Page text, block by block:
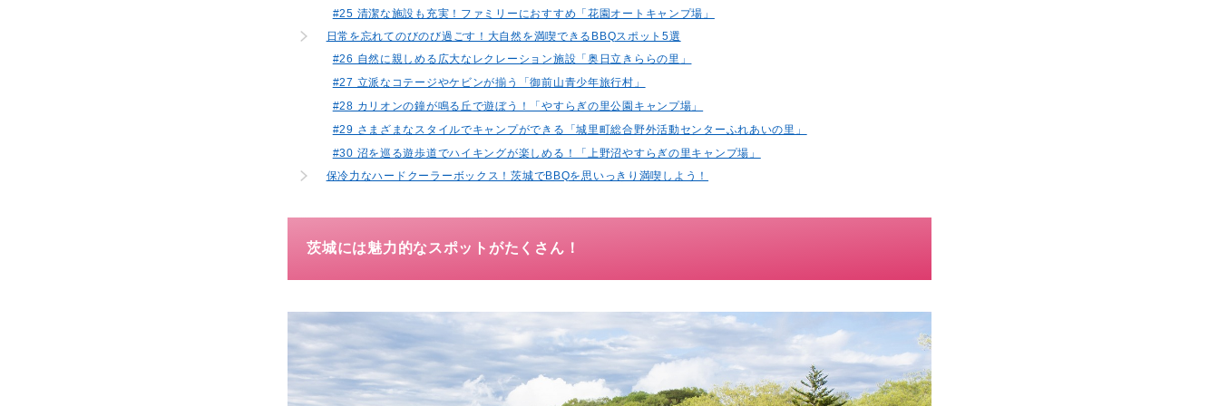
#25 清潔な施設も充実！ファミリーにおすすめ「花園オートキャンプ場」
日常を忘れてのびのび過ごす！大自然を満喫できるBBQスポット5選
#26 自然に親しめる広大なレクレーション施設「奥日立きららの里」
#27 立派なコテージやケビンが揃う「御前山青少年旅行村」
#28 カリオンの鐘が鳴る丘で遊ぼう！「やすらぎの里公園キャンプ場」
#29 さまざまなスタイルでキャンプができる「城里町総合野外活動センターふれあいの里」
#30 沼を巡る遊歩道でハイキングが楽しめる！「上野沼やすらぎの里キャンプ場」
保冷力なハードクーラーボックス！茨城でBBQを思いっきり満喫しよう！
茨城には魅力的なスポットがたくさん！